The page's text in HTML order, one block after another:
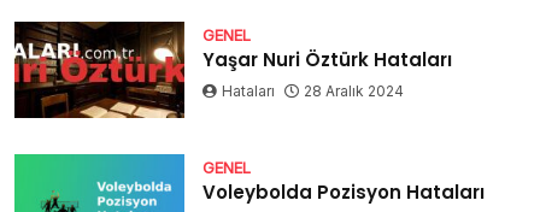
GENEL
Yaşar Nuri Öztürk Hataları
Hataları 28 Aralık 2024
GENEL
Voleybolda Pozisyon Hataları